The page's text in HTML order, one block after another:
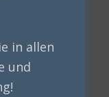
in allen
und